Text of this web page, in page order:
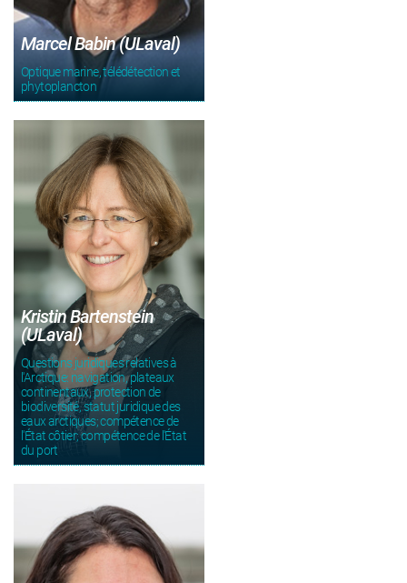
Marcel Babin (ULaval)
Optique marine, télédétection et
phytoplancton
Kristin Bartenstein
(ULaval)
Questions juridiques relatives à
l'Arctique: navigation, plateaux
continentaux, protection de
biodiversité, statut juridique des
eaux arctiques; compétence de
l'État côtier; compétence de l'État
du port